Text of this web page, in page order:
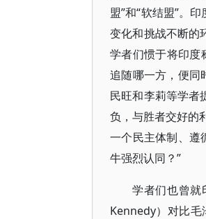
盟”和“软结盟”。
变化和挑战不断的
学者们惯于将印度
追随哪一方，便同
民旺和李莉等学者
负，与胜者交好的
一个民主体制、遵
牛强烈认同？”
学者们也曾就
Kennedy）对比